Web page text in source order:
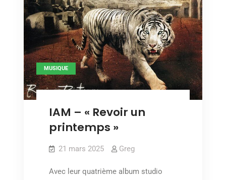
MUSIQUE
IAM – « Revoir un
printemps »
21 mars 2025 Greg
Avec leur quatrième album studio